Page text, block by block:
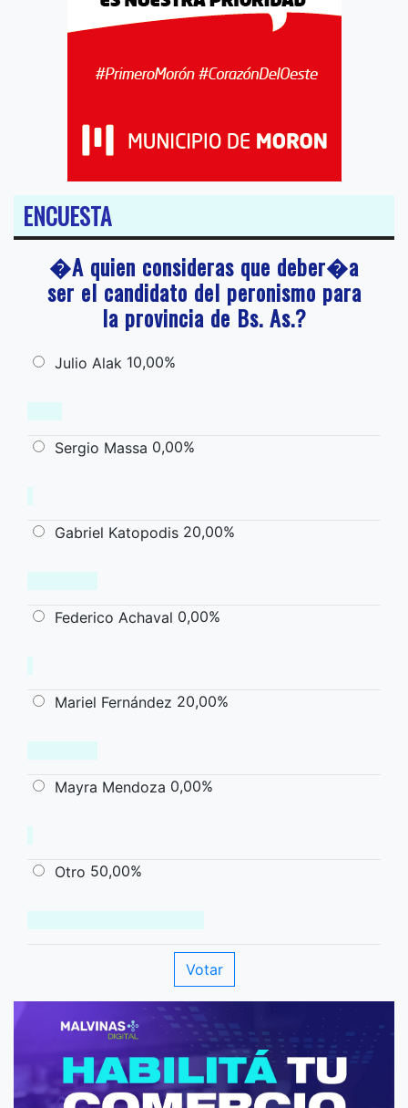
ENCUESTA
�A quien consideras que deber�a
ser el candidato del peronismo para
la provincia de Bs. As.?
Julio Alak 10,00%
Sergio Massa 0,00%
Gabriel Katopodis 20,00%
Federico Achaval 0,00%
Mariel Fernández 20,00%
Mayra Mendoza 0,00%
Otro 50,00%